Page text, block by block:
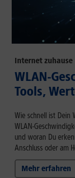
Internet zuhause
WLAN-
Tools,
Wie schnell ist Dein
WLAN-
und woran Du
Anschluss oder am
Mehr erfahren